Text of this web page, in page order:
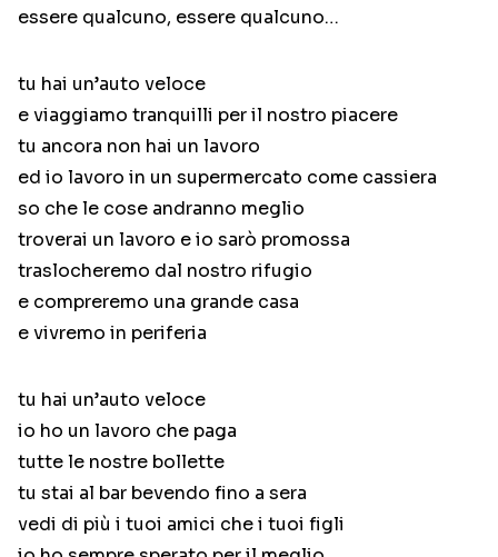
essere qualcuno, essere qualcuno…
tu hai un’auto veloce
e viaggiamo tranquilli per il nostro piacere
tu ancora non hai un lavoro
ed io lavoro in un supermercato come cassiera
so che le cose andranno meglio
troverai un lavoro e io sarò promossa
traslocheremo dal nostro rifugio
e compreremo una grande casa
e vivremo in periferia
tu hai un’auto veloce
io ho un lavoro che paga
tutte le nostre bollette
tu stai al bar bevendo fino a sera
vedi di più i tuoi amici che i tuoi figli